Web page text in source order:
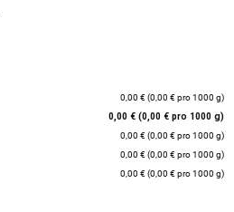
0,00 € (0,00 € pro 1000 g)
0,00 € (0,00 € pro 1000 g)
0,00 € (0,00 € pro 1000 g)
0,00 € (0,00 € pro 1000 g)
0,00 € (0,00 € pro 1000 g)